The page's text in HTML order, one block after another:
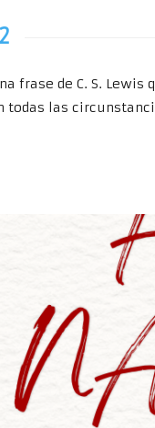
frase de C. S.
todas las